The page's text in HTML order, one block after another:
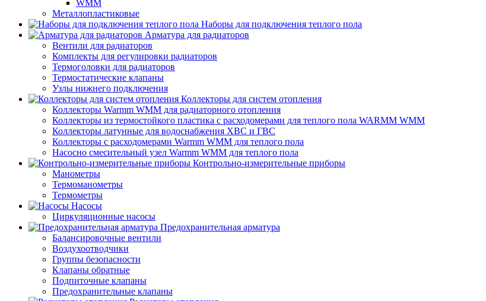
WMM
Металлопластиковые
Наборы для подключения теплого пола
Арматура для радиаторов
Вентили для радиаторов
Комплекты для регулировки радиаторов
Термоголовки для радиаторов
Термостатические клапаны
Узлы нижнего подключения
Коллекторы для систем отопления
Коллекторы Warmm WMM для радиаторного отопления
Коллекторы из термостойкого пластика с расходомерами для теплого пола WARMM WMM
Коллекторы латунные для водоснабжения ХВС и ГВС
Коллекторы с расходомерами Warmm WMM для теплого пола
Насосно смесительный узел Warmm WMM для теплого пола
Контрольно-измерительные приборы
Манометры
Термоманометры
Термометры
Насосы
Циркуляционные насосы
Предохранительная арматура
Балансировочные вентили
Воздухоотводчики
Группы безопасности
Клапаны обратные
Подпиточные клапаны
Предохранительные клапаны